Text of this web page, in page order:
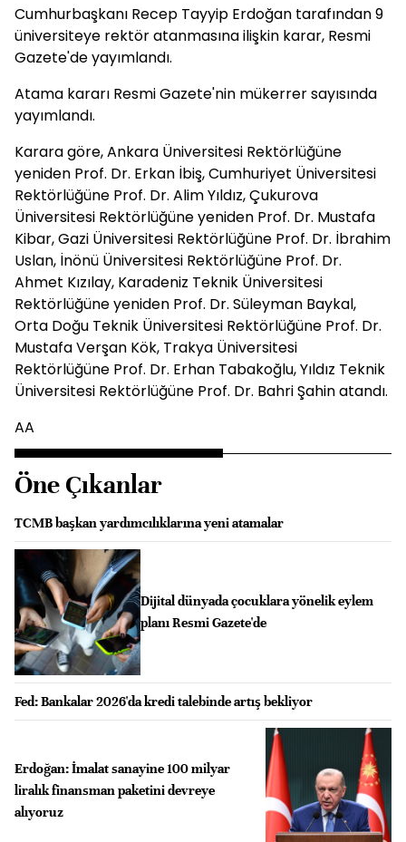
Cumhurbaşkanı Recep Tayyip Erdoğan tarafından 9
üniversiteye rektör atanmasına ilişkin karar, Resmi
Gazete'de yayımlandı.
Atama kararı Resmi Gazete'nin mükerrer sayısında
yayımlandı.
Karara göre, Ankara Üniversitesi Rektörlüğüne
yeniden Prof. Dr. Erkan İbiş, Cumhuriyet Üniversitesi
Rektörlüğüne Prof. Dr. Alim Yıldız, Çukurova
Üniversitesi Rektörlüğüne yeniden Prof. Dr. Mustafa
Kibar, Gazi Üniversitesi Rektörlüğüne Prof. Dr. İbrahim
Uslan, İnönü Üniversitesi Rektörlüğüne Prof. Dr.
Ahmet Kızılay, Karadeniz Teknik Üniversitesi
Rektörlüğüne yeniden Prof. Dr. Süleyman Baykal,
Orta Doğu Teknik Üniversitesi Rektörlüğüne Prof. Dr.
Mustafa Verşan Kök, Trakya Üniversitesi
Rektörlüğüne Prof. Dr. Erhan Tabakoğlu, Yıldız Teknik
Üniversitesi Rektörlüğüne Prof. Dr. Bahri Şahin atandı.
AA
Öne Çıkanlar
TCMB başkan yardımcılıklarına yeni atamalar
Dijital dünyada çocuklara yönelik eylem
planı Resmi Gazete'de
Fed: Bankalar 2026'da kredi talebinde artış bekliyor
Erdoğan: İmalat sanayine 100 milyar
liralık finansman paketini devreye
alıyoruz